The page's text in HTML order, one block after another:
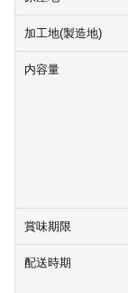
加工地(製造地)
内容量
賞味期限
配送時期